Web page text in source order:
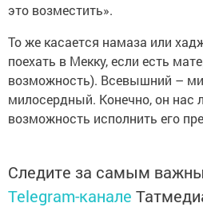
это возместить».
То же касается намаза или
поехать в Мекку, если есть
возможность). Всевышний –
милосердный. Конечно, он нас
возможность исполнить его
Следите за самым
Telegram-канале